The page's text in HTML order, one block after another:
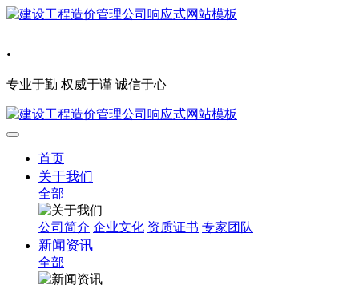
.
专业于勤 权威于谨 诚信于心
首页
关于我们
全部
公司简介 企业文化 资质证书 专家团队
新闻资讯
全部